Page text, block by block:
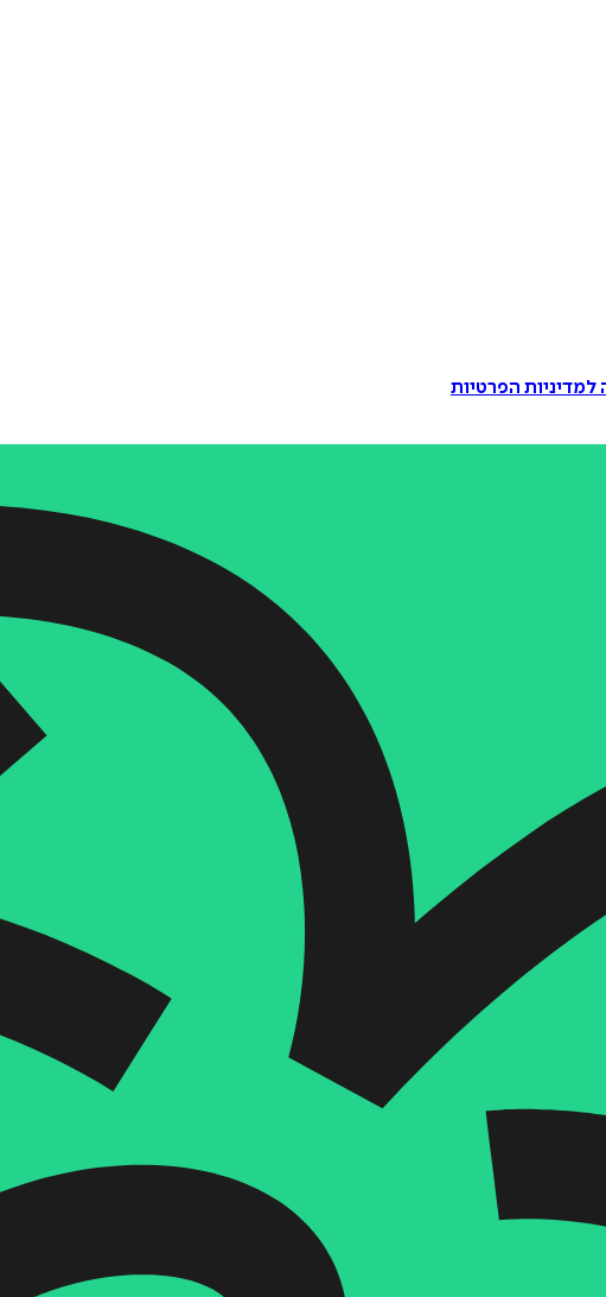
הפרטיות